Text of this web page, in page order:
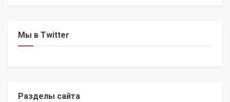
Мы в Twitter
Разделы сайта